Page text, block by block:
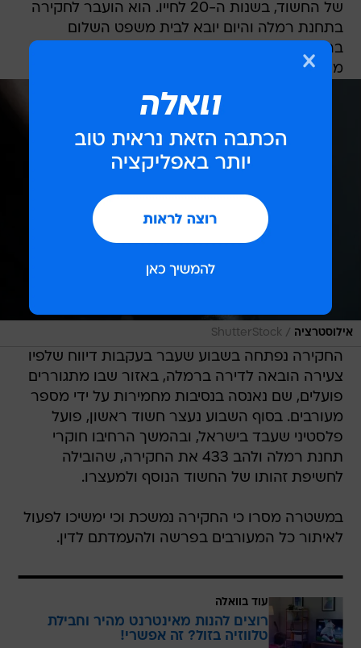
של החשוד, בשנות ה-20 לחייו. הוא הועבר לחקירה
בתחנת רמלה והיום יובא לבית משפט השלום
בראשון לציון, שם תבקש המשטרה להאריך את
מעצרו.
אילוסטרציה /
ShutterStock
החקירה נפתחה בשבוע שעבר בעקבות דיווח שלפיו
צעירה הובאה לדירה ברמלה, באזור שבו מתגוררים
פועלים, שם נאנסה בנסיבות מחמירות על ידי מספר
מעורבים. בסוף השבוע נעצר חשוד ראשון, פועל
פלסטיני שעבד בישראל, ובהמשך הרחיבו חוקרי
תחנת רמלה ולהב 433 את החקירה, שהובילה
לחשיפת זהותו של החשוד הנוסף ולמעצרו.
במשטרה מסרו כי החקירה נמשכת וכי ימשיכו לפעול
לאיתור כל המעורבים בפרשה ולהעמדתם לדין.
עוד בוואלה
רוצים להנות מאינטרנט מהיר וחבילת
טלווזיה בזול? זה אפשרי!